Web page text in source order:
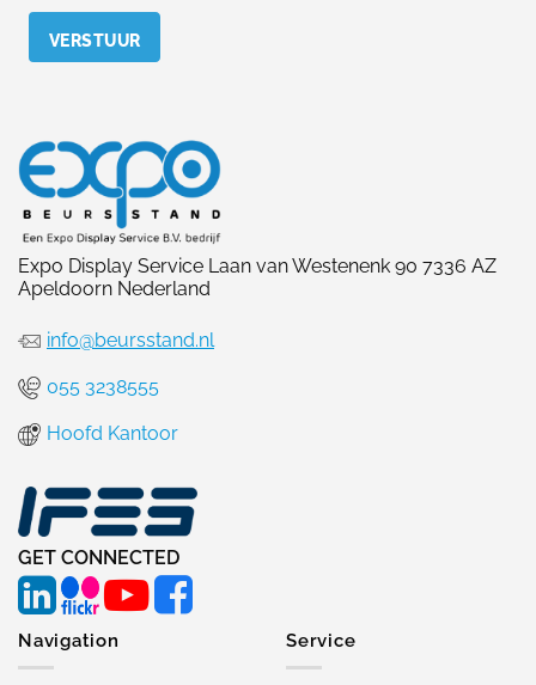
Expo Display Service Laan van Westenenk 90 7336 AZ
Apeldoorn Nederland
info@beursstand.nl
055 3238555
Hoofd Kantoor
GET CONNECTED
Navigation Service